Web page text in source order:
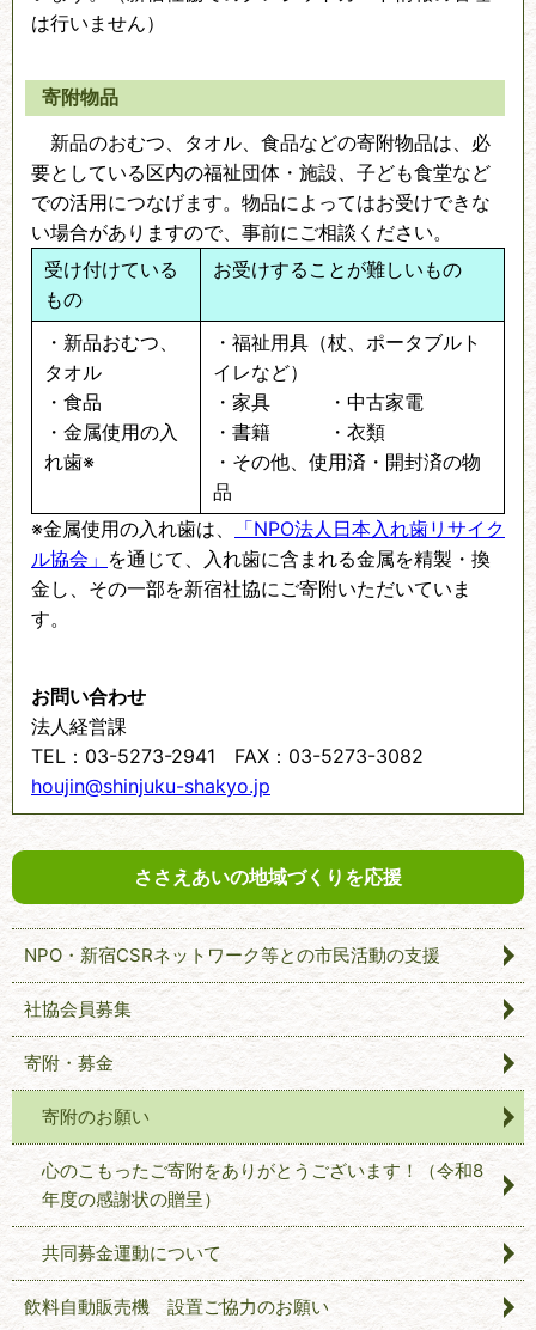
は行いません）
寄附物品
新品のおむつ、タオル、食品などの寄附物品は、必
要としている区内の福祉団体・施設、子ども食堂など
での活用につなげます。物品によってはお受けできな
い場合がありますので、事前にご相談ください。
受け付けている
もの
お受けすることが難しいもの
・新品おむつ、
タオル
・食品
・金属使用の入
れ歯※
・福祉用具（杖、ポータブルト
イレなど）
・家具 ・中古家電
・書籍 ・衣類
・その他、使用済・開封済の物
品
※金属使用の入れ歯は、
「NPO法人日本入れ歯リサイク
ル協会」 を通じて、入れ歯に含まれる金属を精製・換
金し、その一部を新宿社協にご寄附いただいていま
す。
お問い合わせ
法人経営課
TEL：03-5273-2941 FAX：03-5273-3082
houjin@shinjuku-shakyo.jp
ささえあいの地域づくりを応援
NPO・新宿CSRネットワーク等との市民活動の支援
社協会員募集
寄附・募金
寄附のお願い
心のこもったご寄附をありがとうございます！（令和8
年度の感謝状の贈呈）
共同募金運動について
飲料自動販売機 設置ご協力のお願い